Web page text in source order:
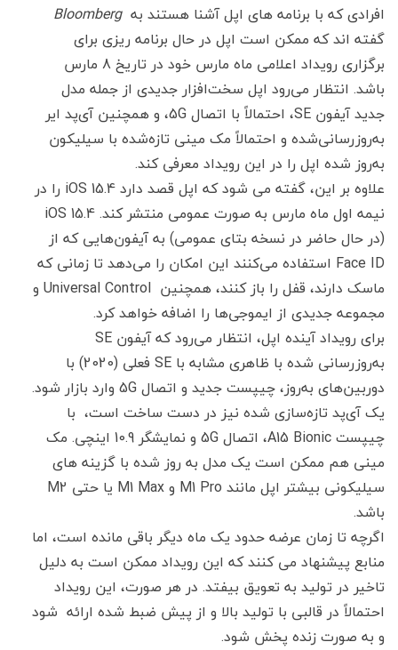
افرادی که با برنامه های اپل آشنا هستند بهBloomberg
گفته اند که ممکن است اپل در حال برنامه ریزی برای
برگزاری رویداد اعلامی ماه مارس خود در تاریخ 8 مارس
باشد. انتظار می‌رود اپل سخت‌افزار جدیدی از جمله مدل
جدید آیفون SE، احتمالاً با اتصال 5G، و همچنین آی‌پد ایر
به‌روزرسانی‌شده و احتمالاً مک مینی تازه‌شده با سیلیکون
به‌روز شده اپل را در این رویداد معرفی کند.
علاوه بر این، گفته می شود که اپل قصد دارد iOS 15.4 را در
نیمه اول ماه مارس به صورت عمومی منتشر کند. iOS 15.4
(در حال حاضر در نسخه بتای عمومی) به آیفون‌هایی که از
Face ID استفاده می‌کنند این امکان را می‌دهد تا زمانی که
ماسک دارند، قفل را باز کنند، همچنین Universal Control و
مجموعه جدیدی از ایموجی‌ها را اضافه خواهد کرد.
برای رویداد آینده اپل، انتظار می‌رود که آیفون SE
به‌روزرسانی شده با ظاهری مشابه با SE فعلی (2020) با
دوربین‌های به‌روز، چیپست جدید و اتصال 5G وارد بازار شود.
یک آی‌پد تازه‌سازی شده نیز در دست ساخت است، با
چیپست A15 Bionic، اتصال 5G و نمایشگر 10.9 اینچی. مک
مینی هم ممکن است یک مدل به روز شده با گزینه های
سیلیکونی بیشتر اپل مانند M1 Pro و M1 Max یا حتی M2
باشد.
اگرچه تا زمان عرضه حدود یک ماه دیگر باقی مانده است، اما
منابع پیشنهاد می کنند که این رویداد ممکن است به دلیل
تاخیر در تولید به تعویق بیفتد. در هر صورت، این رویداد
احتمالاً در قالبی با تولید بالا و از پیش ضبط شده ارائه شود
و به صورت زنده پخش شود.